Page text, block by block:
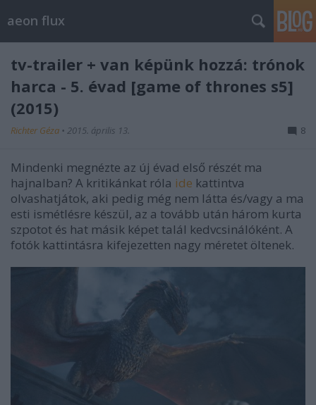
aeon flux
tv-trailer + van képünk hozzá: trónok
harca - 5. évad [game of thrones s5]
(2015)
Richter Géza • 2015. április 13. 8
Mindenki megnézte az új évad első részét ma
hajnalban? A kritikánkat róla ide kattintva
olvashatjátok, aki pedig még nem látta és/vagy a ma
esti ismétlésre készül, az a tovább után három kurta
szpotot és hat másik képet talál kedvcsinálóként. A
fotók kattintásra kifejezetten nagy méretet öltenek.